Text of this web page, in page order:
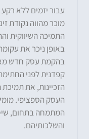
עבור יזמים ללא רקע
מוכר מהווה נקודת
התמיכה השיווקית
באופן ניכר את
בהקמת עסק חדש
קפדנית לפני
הזכיינות, את תמיכת
העסק הספציפי.
המתמחה בתחום,
והשלכותיהם.